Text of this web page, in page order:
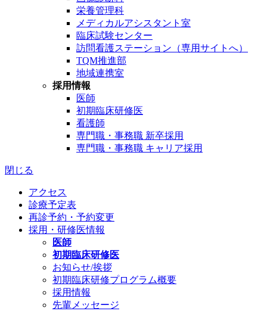
栄養管理科
メディカルアシスタント室
臨床試験センター
訪問看護ステーション（専用サイトへ）
TQM推進部
地域連携室
採用情報
医師
初期臨床研修医
看護師
専門職・事務職 新卒採用
専門職・事務職 キャリア採用
閉じる
アクセス
診療予定表
再診予約・予約変更
採用・研修医情報
医師
初期臨床研修医
お知らせ/挨拶
初期臨床研修プログラム概要
採用情報
先輩メッセージ